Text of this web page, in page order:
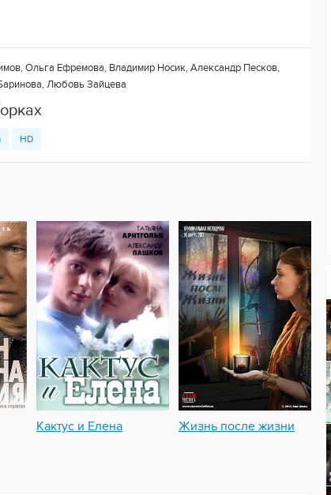
Ольга Ефремова, Владимир Носик, Александр Песков,
Любовь Зайцева
HD
Кактус и Елена Жизнь после жизни